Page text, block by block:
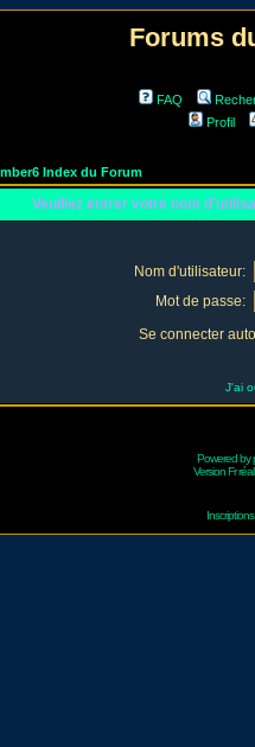
Forums
FAQ
Profil
Index du Forum
Veuillez entrer votre nom
Nom d'utilisateur:
Mot de passe:
Se connecter
J'ai
Powered by
Version Fr